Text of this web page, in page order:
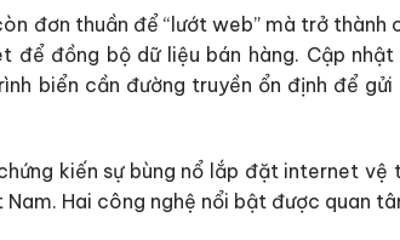
đơn thuần để “lướt web” mà trở thành
để đồng bộ dữ liệu bán hàng. Cập
biển cần đường truyền ổn định để
kiến sự bùng nổ lắp đặt internet
Hai công nghệ nổi bật được quan